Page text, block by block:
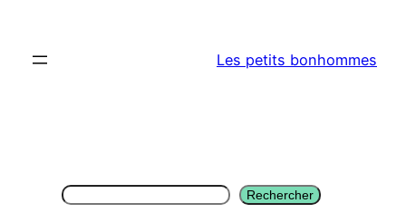
contenu
Les petits bonhommes
Rechercher Rechercher